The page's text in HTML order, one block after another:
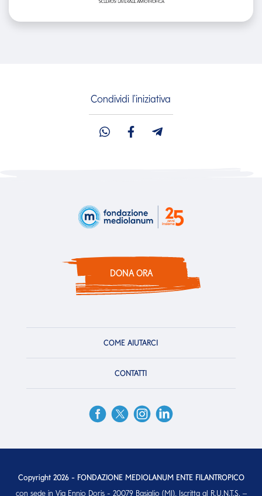
Condividi l'iniziativa
DONA ORA
COME AIUTARCI
CONTATTI
Copyright 2026 - FONDAZIONE MEDIOLANUM ENTE FILANTROPICO
con sede in Via Ennio Doris - 20079 Basiglio (MI), Iscritta al R.U.N.T.S. –